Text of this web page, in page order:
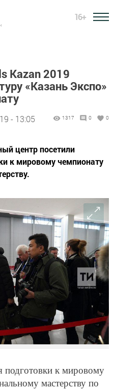
16+
Kazan 2019
«Казань Экспо»
- 13:05 1317 0 0
центр посетили
к мировому чемпионату
подготовки к мировому
мастерству по